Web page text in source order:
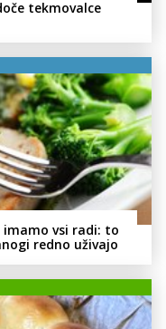
tekmovalce
imamo vsi radi: to
redno uživajo